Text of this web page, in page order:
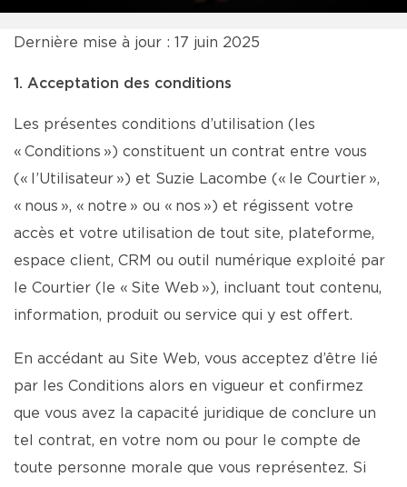
Dernière mise à jour : 17 juin 2025
1. Acceptation des conditions
Les présentes conditions d’utilisation (les
« Conditions ») constituent un contrat entre vous
(« l’Utilisateur ») et Suzie Lacombe (« le Courtier »,
« nous », « notre » ou « nos ») et régissent votre
accès et votre utilisation de tout site, plateforme,
espace client, CRM ou outil numérique exploité par
le Courtier (le « Site Web »), incluant tout contenu,
information, produit ou service qui y est offert.
En accédant au Site Web, vous acceptez d’être lié
par les Conditions alors en vigueur et confirmez
que vous avez la capacité juridique de conclure un
tel contrat, en votre nom ou pour le compte de
toute personne morale que vous représentez. Si